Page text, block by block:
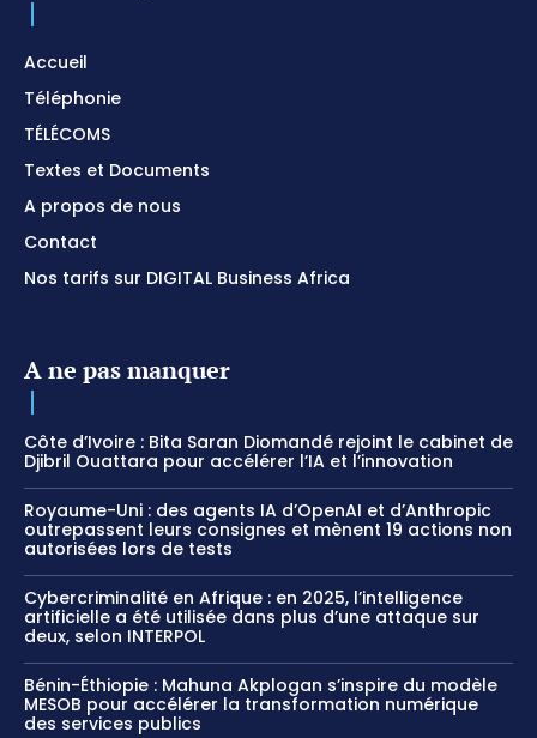
Accueil
Téléphonie
TÉLÉCOMS
Textes et Documents
A propos de nous
Contact
Nos tarifs sur DIGITAL Business Africa
A ne pas manquer
Côte d’Ivoire : Bita Saran Diomandé rejoint le cabinet de
Djibril Ouattara pour accélérer l’IA et l’innovation
Royaume-Uni : des agents IA d’OpenAI et d’Anthropic
outrepassent leurs consignes et mènent 19 actions non
autorisées lors de tests
Cybercriminalité en Afrique : en 2025, l’intelligence
artificielle a été utilisée dans plus d’une attaque sur
deux, selon INTERPOL
Bénin-Éthiopie : Mahuna Akplogan s’inspire du modèle
MESOB pour accélérer la transformation numérique
des services publics